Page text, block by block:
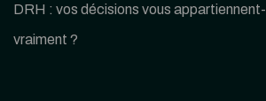
DRH : vos décisions vous
vraiment ?